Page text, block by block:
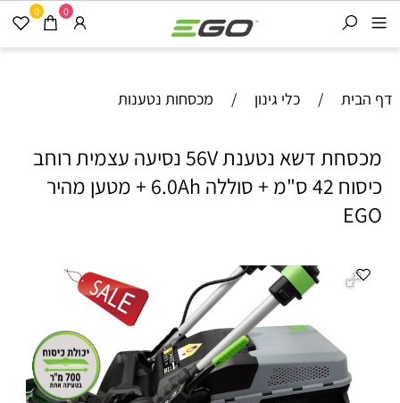
0 0
דף הבית / כלי גינון / מכסחות נטענות
מכסחת דשא נטענת 56V נסיעה עצמית רוחב
כיסוח 42 ס"מ + סוללה 6.0Ah + מטען מהיר
EGO